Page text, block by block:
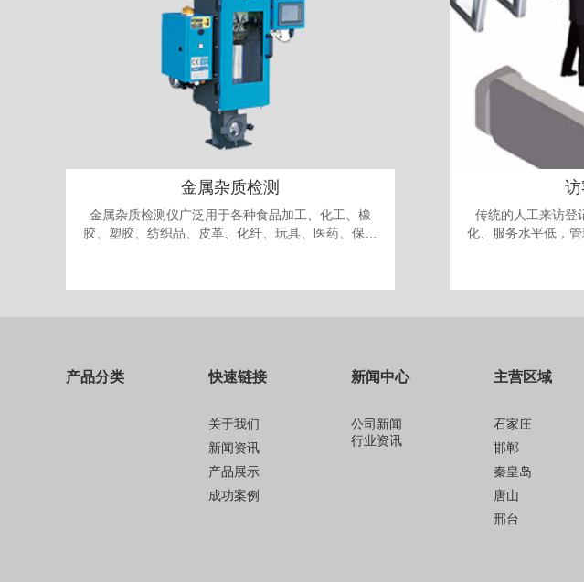
金属杂质检测
金属杂质检测仪广泛用于各种食品加工、化工、橡
胶、塑胶、纺织品、皮革、化纤、玩具、医药、保健
传统的人工来访登
化、服务水平低，
要求，进入单位进
访客机管理系统，
构、公安、院
产品分类 快速链接
关于我们
新闻资讯
产品展示
成功案例
新闻中心
公司新闻
行业资讯
主营区域
石家庄
邯郸
秦皇岛
唐山
邢台